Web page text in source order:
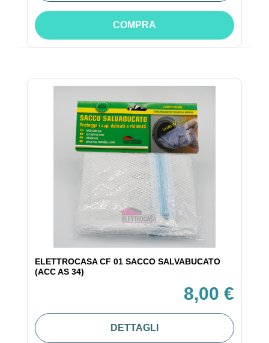
COMPRA
ELETTROCASA CF 01 SACCO SALVABUCATO
(ACC AS 34)
8,00 €
DETTAGLI